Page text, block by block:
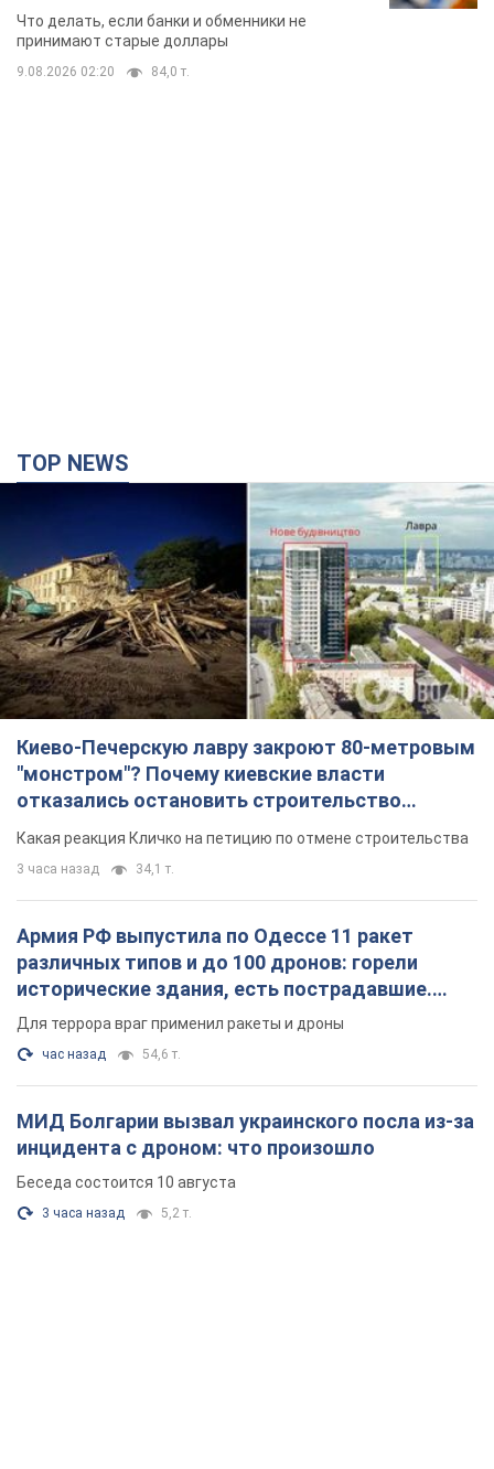
банки такие купюры
Что делать, если банки и обменники не
принимают старые доллары
9.08.2026 02:20 84,0 т.
TOP NEWS
Киево-Печерскую лавру закроют 80-метровым
"монстром"? Почему киевские власти
отказались остановить строительство
небоскреба "московского верующего"
Какая реакция Кличко на петицию по отмене строительства
3 часа назад 34,1 т.
Армия РФ выпустила по Одессе 11 ракет
различных типов и до 100 дронов: горели
исторические здания, есть пострадавшие.
Фото и видео
Для террора враг применил ракеты и дроны
час назад 54,6 т.
МИД Болгарии вызвал украинского посла из-за
инцидента с дроном: что произошло
Беседа состоится 10 августа
3 часа назад 5,2 т.